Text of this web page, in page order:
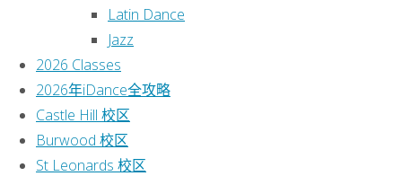
Latin Dance
Jazz
2026 Classes
2026年iDance全攻略
Castle Hill 校区
Burwood 校区
St Leonards 校区
儿童拉丁舞班
人拉丁舞。以拉
elit, cras
ut imperdiet augue.